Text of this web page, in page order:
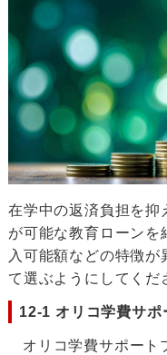
在学中の返済負担を抑
が可能な教育ローンを
入可能額などの特徴が
て選ぶようにしてくだ
12-1 オリコ学費サポ
オリコ学費サポート